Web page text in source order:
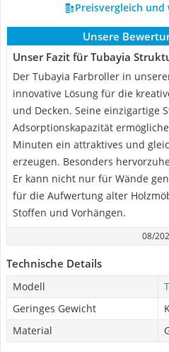
Preisvergleich
Unsere
Unser Fazit für Tubayia
Der Tubayia Farbroller in
innovative Lösung für die
und Decken. Seine einzigartige
Adsorptionskapazität
Minuten ein attraktives und
erzeugen. Besonders
Er kann nicht nur für Wände
für die Aufwertung alter
Stoffen und Vorhängen.
08/
Technische Details
Modell
Geringes Gewicht
Material